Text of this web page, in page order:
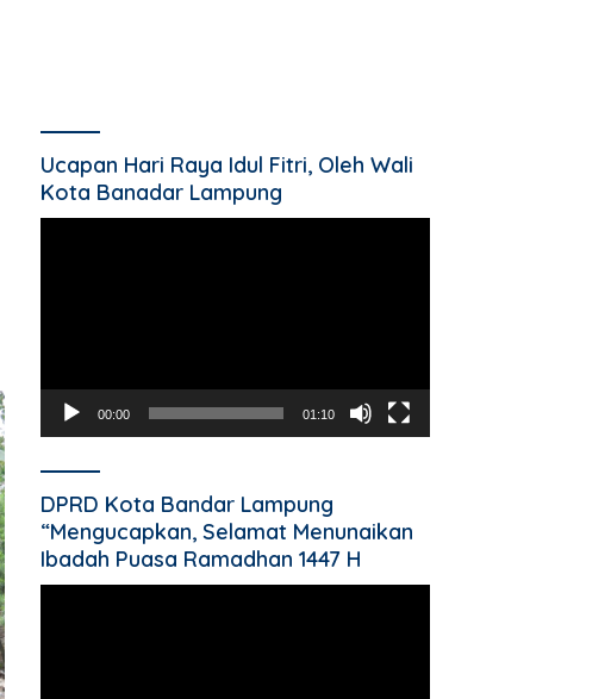
Ucapan Hari Raya Idul Fitri, Oleh Wali
Kota Banadar Lampung
00:00 01:10
DPRD Kota Bandar Lampung
“Mengucapkan, Selamat Menunaikan
Ibadah Puasa Ramadhan 1447 H